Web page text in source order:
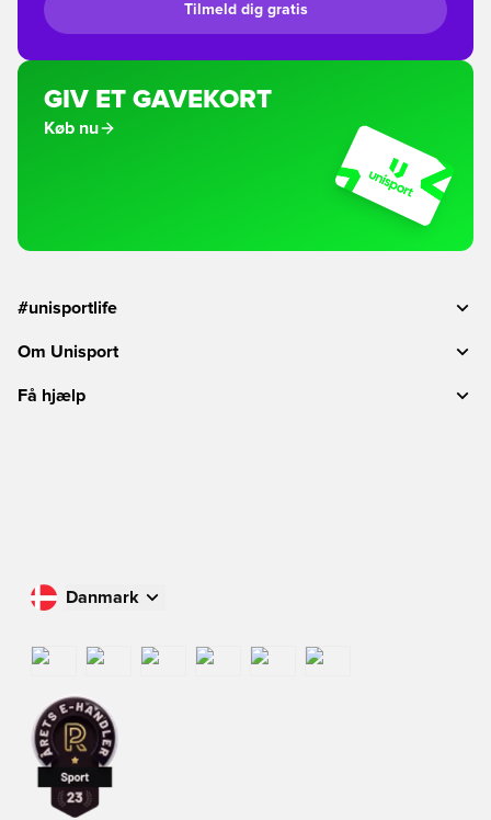
Tilmeld dig gratis
GIV ET GAVEKORT
Køb nu
#unisportlife
Om Unisport
Få hjælp
Danmark